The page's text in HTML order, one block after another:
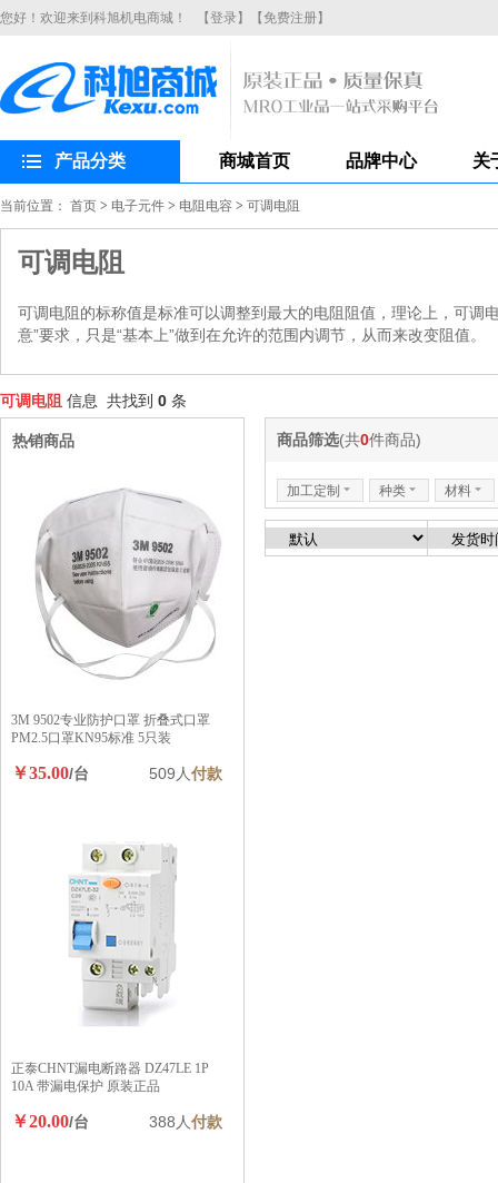
您好！欢迎来到科旭机电商城！ 【登录】 【免费注册】
产品分类 商城首页 品牌中心 关
当前位置： 首页 > 电子元件 > 电阻电容 > 可调电阻
可调电阻
可调电阻的标称值是标准可以调整到最大的电阻阻值，理论上，可调
意”要求，只是“基本上”做到在允许的范围内调节，从而来改变阻值。
可调电阻 信息 共找到 0 条
商品筛选(共0件商品)
加工定制 6 种类 6 材料 6
热销商品
3M 9502专业防护口罩 折叠式口罩
PM2.5口罩KN95标准 5只装
￥35.00/台 509人付款
正泰CHNT漏电断路器 DZ47LE 1P
10A 带漏电保护 原装正品
￥20.00/台 388人付款